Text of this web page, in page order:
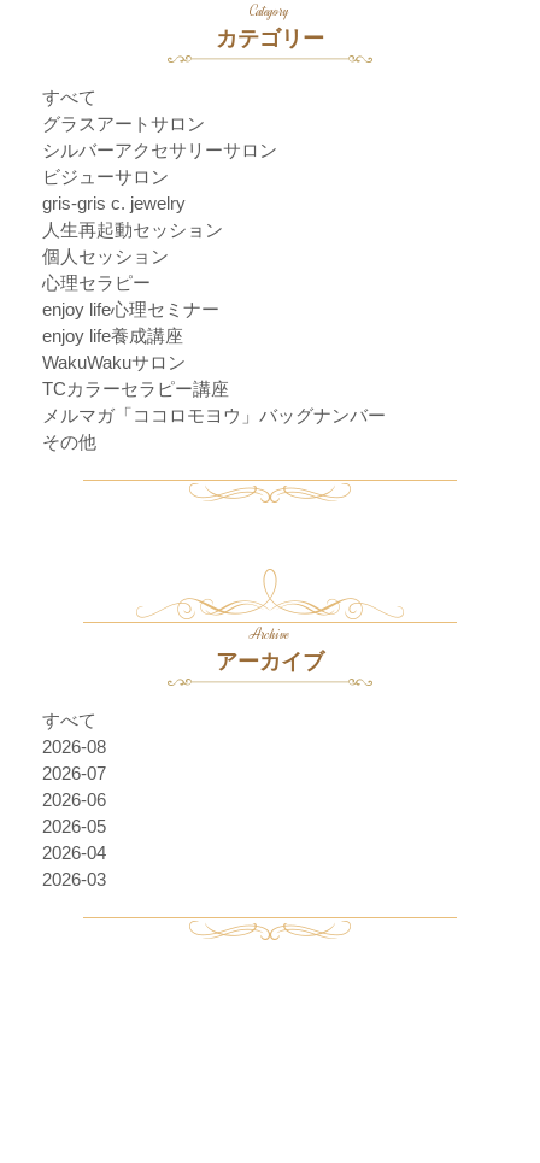
Category
カテゴリー
すべて
グラスアートサロン
シルバーアクセサリーサロン
ビジューサロン
gris-gris c. jewelry
人生再起動セッション
個人セッション
心理セラピー
enjoy life心理セミナー
enjoy life養成講座
WakuWakuサロン
TCカラーセラピー講座
メルマガ「ココロモヨウ」バッグナンバー
その他
Archive
アーカイブ
すべて
2026-08
2026-07
2026-06
2026-05
2026-04
2026-03